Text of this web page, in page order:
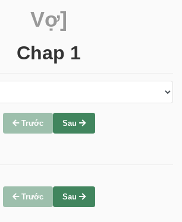
Vợ]
Chap 1
Trước Sau
Trước Sau